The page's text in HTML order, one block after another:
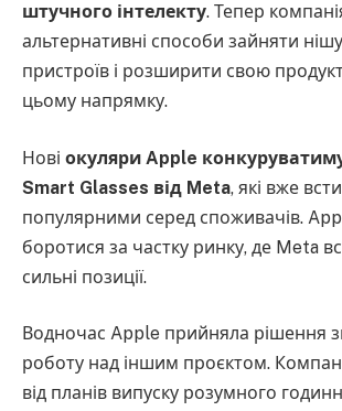
штучного інтелекту. Тепер
альтернативні способи зайняти
пристроїв і розширити свою
цьому напрямку.
Нові окуляри Apple
Smart Glasses від Meta, які вже
популярними серед споживачів.
боротися за частку ринку, де Meta
сильні позиції.
Водночас Apple прийняла рішення
роботу над іншим проєктом.
від планів випуску розумного